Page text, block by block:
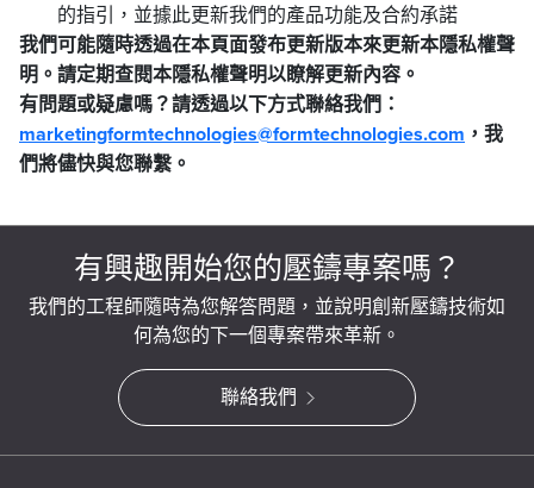
的指引，並據此更新我們的產品功能及合約承諾
我們可能隨時透過在本頁面發布更新版本來更新本隱私權聲
明。請定期查閱本隱私權聲明以瞭解更新內容。
有問題或疑慮嗎？請透過以下方式聯絡我們：
marketingformtechnologies@formtechnologies.com ，我
們將儘快與您聯繫。
有興趣開始您的壓鑄專案嗎？
我們的工程師隨時為您解答問題，並說明創新壓鑄技術如
何為您的下一個專案帶來革新。
聯絡我們